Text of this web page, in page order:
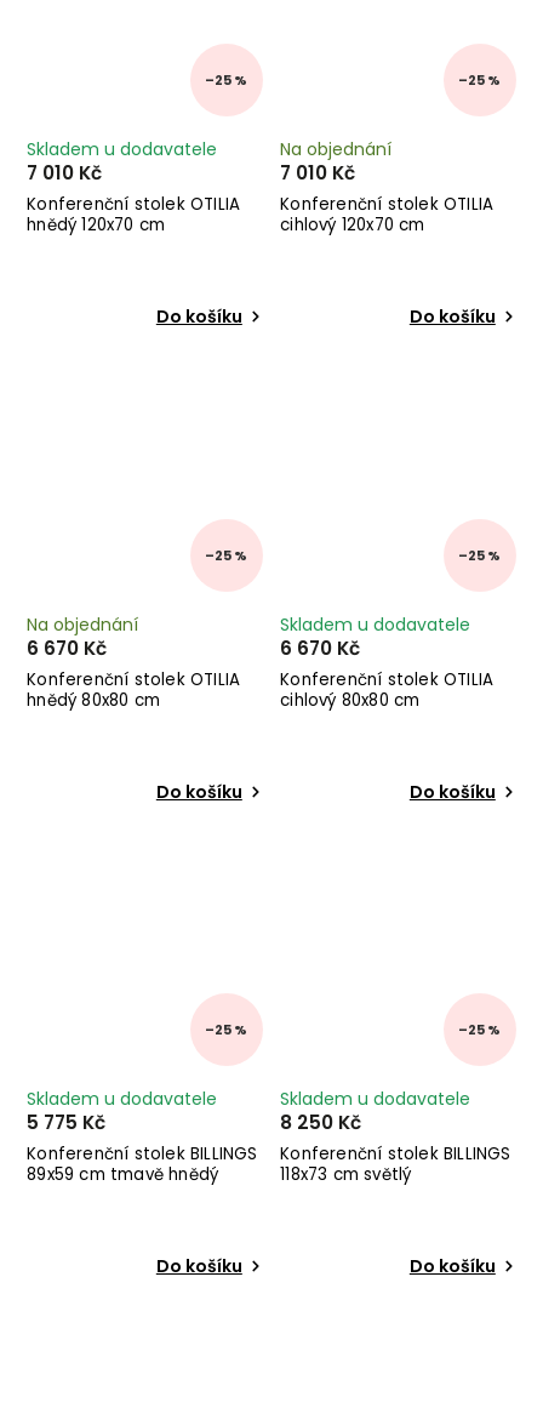
–25 %
Konferenční stolek OTILIA
hnědý 120x70 cm
Skladem u dodavatele
7 010 Kč
Do košíku
–25 %
Konferenční stolek OTILIA
cihlový 120x70 cm
Na objednání
7 010 Kč
Do košíku
–25 %
Konferenční stolek OTILIA
hnědý 80x80 cm
Na objednání
6 670 Kč
Do košíku
–25 %
Konferenční stolek OTILIA
cihlový 80x80 cm
Skladem u dodavatele
6 670 Kč
Do košíku
–25 %
Konferenční stolek BILLINGS
89x59 cm tmavě hnědý
Skladem u dodavatele
5 775 Kč
Do košíku
–25 %
Konferenční stolek BILLINGS
118x73 cm světlý
Skladem u dodavatele
8 250 Kč
Do košíku